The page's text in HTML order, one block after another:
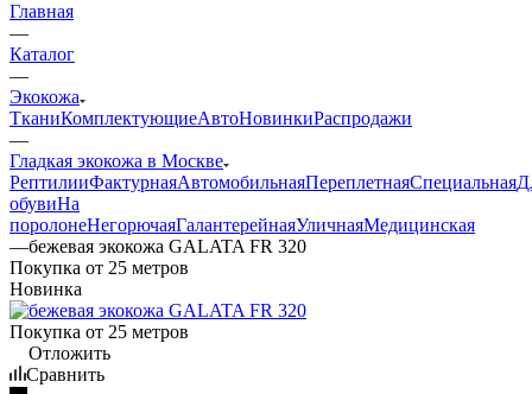
Главная
—
Каталог
—
Экокожа
ТканиКомплектующиеАвтоНовинкиРаспродажи
—
Гладкая экокожа в Москве
РептилииФактурнаяАвтомобильнаяПереплетнаяСпециальная
обувиНа
поролонеНегорючаяГалантерейнаяУличнаяМедицинская
—бежевая экокожа GALATA FR 320
Покупка от 25 метров
Новинка
Покупка от 25 метров
Отложить
Сравнить